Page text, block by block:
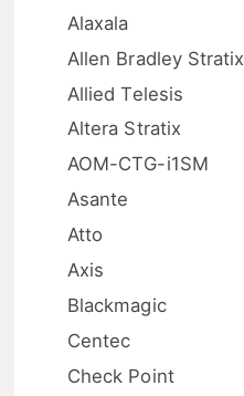
Alaxala
Allen Bradley Stratix
Allied Telesis
Altera Stratix
AOM-CTG-i1SM
Asante
Atto
Axis
Blackmagic
Centec
Check Point